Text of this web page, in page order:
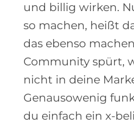
und billig wirken.
so machen, heißt
das ebenso
Community spürt,
nicht in deine
Genausowenig
du einfach ein x-